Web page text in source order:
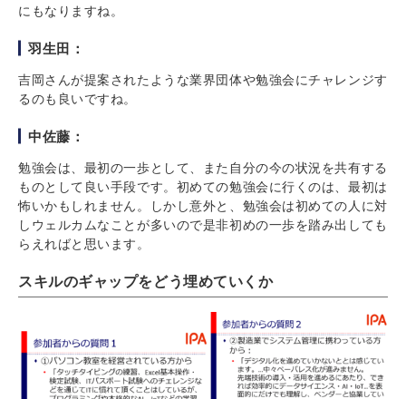
にもなりますね。
羽生田：
吉岡さんが提案されたような業界団体や勉強会にチャレンジす
るのも良いですね。
中佐藤：
勉強会は、最初の一歩として、また自分の今の状況を共有する
ものとして良い手段です。初めての勉強会に行くのは、最初は
怖いかもしれません。しかし意外と、勉強会は初めての人に対
しウェルカムなことが多いので是非初めの一歩を踏み出しても
らえればと思います。
スキルのギャップをどう埋めていくか